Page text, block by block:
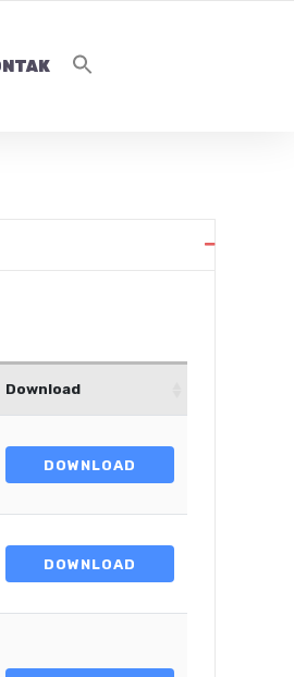
Download
DOWNLOAD
DOWNLOAD